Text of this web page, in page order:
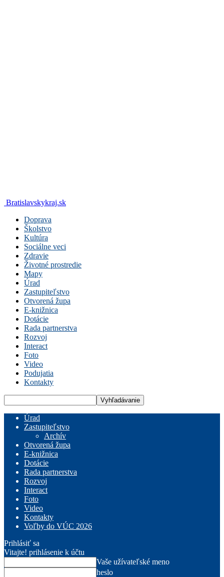
Bratislavskykraj.sk
Doprava
Školstvo
Kultúra
Sociálne veci
Zdravie
Životné prostredie
Mapy
Úrad
Zastupiteľstvo
Otvorená župa
E-knižnica
Dotácie
Rada partnerstva
Rozvoj
Interact
Foto
Video
Podujatia
Kontakty
Úrad
Zastupiteľstvo
Archív
Otvorená župa
E-knižnica
Dotácie
Rada partnerstva
Rozvoj
Interact
Foto
Video
Kontakty
Voľby do VÚC 2026
Prihlásiť sa
Vitajte! prihlásenie k účtu
Vaše užívateľské meno
heslo